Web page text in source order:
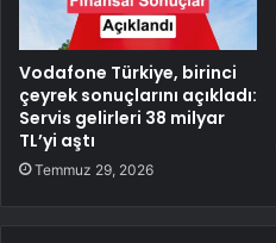
Vodafone Türkiye, birinci
çeyrek sonuçlarını açıkladı:
Servis gelirleri 38 milyar
TL’yi aştı
Temmuz 29, 2026